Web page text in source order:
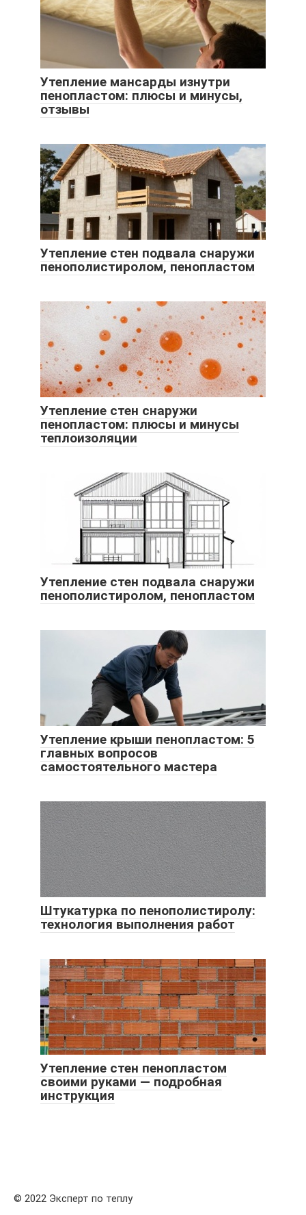
Утепление мансарды изнутри
пенопластом: плюсы и минусы,
отзывы
Утепление стен подвала снаружи
пенополистиролом, пенопластом
Утепление стен снаружи
пенопластом: плюсы и минусы
теплоизоляции
Утепление стен подвала снаружи
пенополистиролом, пенопластом
Утепление крыши пенопластом: 5
главных вопросов
самостоятельного мастера
Штукатурка по пенополистиролу:
технология выполнения работ
Утепление стен пенопластом
своими руками — подробная
инструкция
© 2022 Эксперт по теплу